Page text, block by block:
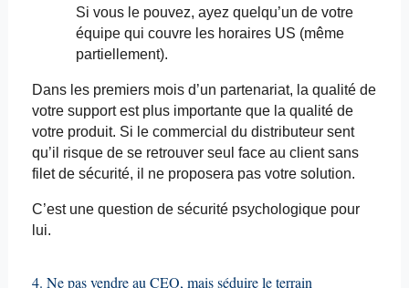
Si vous le pouvez, ayez quelqu’un de votre
équipe qui couvre les horaires US (même
partiellement).
Dans les premiers mois d’un partenariat, la qualité de
votre support est plus importante que la qualité de
votre produit. Si le commercial du distributeur sent
qu’il risque de se retrouver seul face au client sans
filet de sécurité, il ne proposera pas votre solution.
C’est une question de sécurité psychologique pour
lui.
4. Ne pas vendre au CEO, mais séduire le terrain